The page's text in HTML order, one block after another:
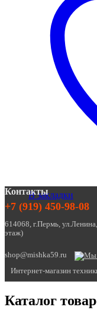
В закладки
Контакты
+7 (919) 450-98-08
614068, г.Пермь,
этаж)
shop@mishka59.ru
Интернет-магазин
Каталог